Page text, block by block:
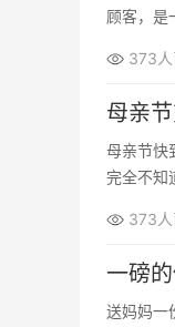
顾客，是
373
母亲
母亲节快
完全不知
373
一磅
送妈妈一